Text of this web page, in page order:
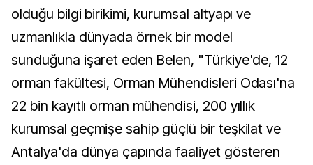
olduğu bilgi birikimi, kurumsal altyapı ve
uzmanlıkla dünyada örnek bir model
sunduğuna işaret eden Belen, "Türkiye'de, 12
orman fakültesi, Orman Mühendisleri Odası'na
22 bin kayıtlı orman mühendisi, 200 yıllık
kurumsal geçmişe sahip güçlü bir teşkilat ve
Antalya'da dünya çapında faaliyet gösteren